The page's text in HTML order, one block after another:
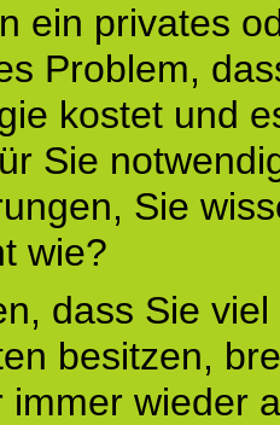
ein privates
Problem,
kostet und
Sie
Sie
wie?
dass Sie
besitzen,
immer wieder